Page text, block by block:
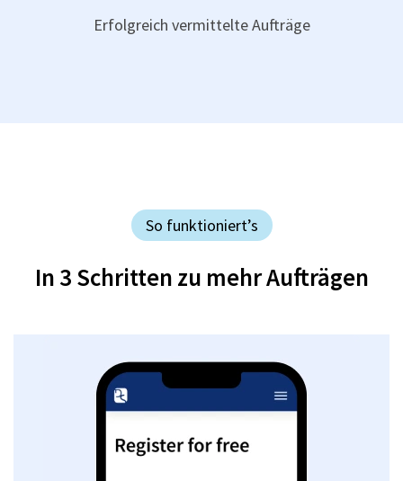
Erfolgreich vermittelte Aufträge
So funktioniert’s
In 3 Schritten zu mehr Aufträgen